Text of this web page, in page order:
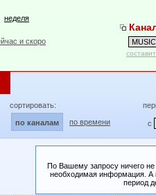
неделя
и скоро
сортировать:
по каналам по времени с
По Вашему запросу ничего
необходимая информация. А
период